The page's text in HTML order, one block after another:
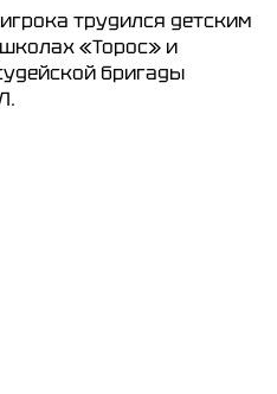
трудился детским
«Торос» и
бригады